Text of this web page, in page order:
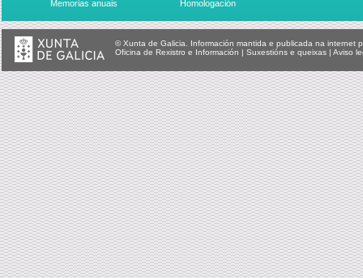
Memorias anuais Homologación
© Xunta de Galicia. Información mantida e publicada na internet
Oficina de Rexistro e Información | Suxestións e queixas | Aviso